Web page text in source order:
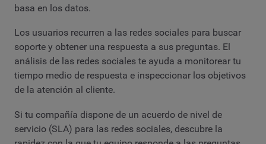
basa en los datos.
Los usuarios recurren a las redes sociales para buscar
soporte y obtener una respuesta a sus preguntas. El
análisis de las redes sociales te ayuda a monitorear tu
tiempo medio de respuesta e inspeccionar los objetivos
de la atención al cliente.
Si tu compañía dispone de un acuerdo de nivel de
servicio (SLA) para las redes sociales, descubre la